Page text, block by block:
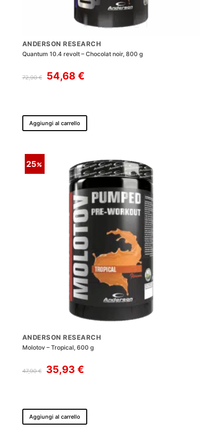
ANDERSON RESEARCH
Quantum 10.4 revolt – Chocolat noir, 800 g
72,90€
Il
prezzo
72,90 €.
54,68 €Il
54,68 €.
Aggiungi al carrello
25
ANDERSON RESEARCH
Molotov – Tropical, 600 g
47,90€
Il
prezzo
47,90 €.
35,93 €Il
35,93 €.
Aggiungi al carrello